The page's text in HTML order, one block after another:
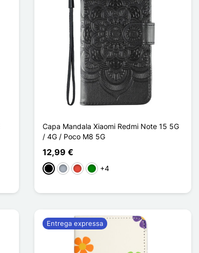
Capa Mandala Xiaomi Redmi Note 15 5G
/ 4G / Poco M8 5G
12,99 €
PretoCinzentoVermelho
Verde
+4
Entrega expressa